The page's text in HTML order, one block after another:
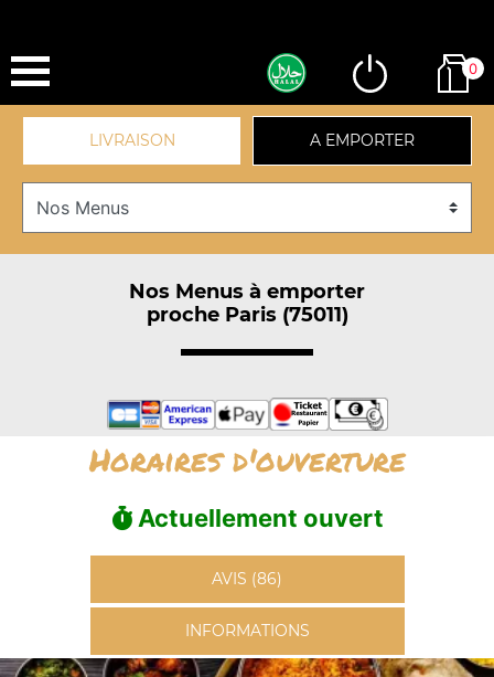
0
LIVRAISON A EMPORTER
Nos Menus à emporter
proche Paris (75011)
Horaires d'ouverture
Actuellement ouvert
AVIS (86)
INFORMATIONS